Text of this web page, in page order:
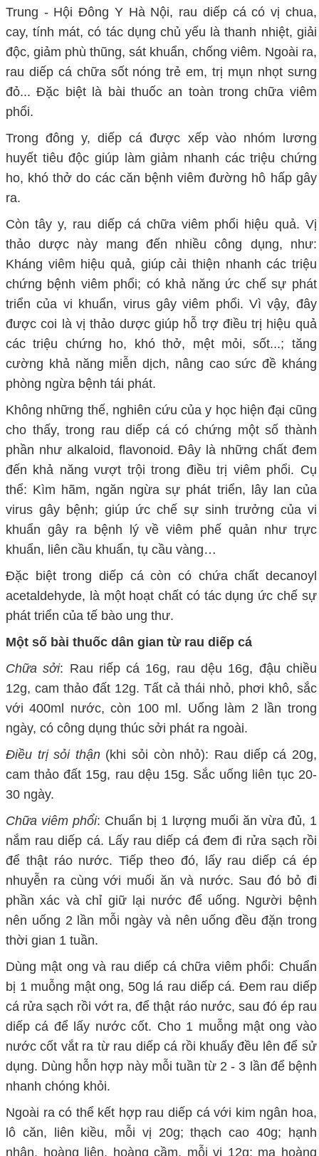
Trung - Hội Đông Y Hà Nội, rau diếp cá có vị chua,
cay, tính mát, có tác dụng chủ yếu là thanh nhiệt, giải
độc, giảm phù thũng, sát khuẩn, chống viêm. Ngoài ra,
rau diếp cá chữa sốt nóng trẻ em, trị mụn nhọt sưng
đỏ... Đặc biệt là bài thuốc an toàn trong chữa viêm
phổi.
Trong đông y, diếp cá được xếp vào nhóm lương
huyết tiêu độc giúp làm giảm nhanh các triệu chứng
ho, khó thở do các căn bệnh viêm đường hô hấp gây
ra.
Còn tây y, rau diếp cá chữa viêm phổi hiệu quả. Vị
thảo dược này mang đến nhiều công dụng, như:
Kháng viêm hiệu quả, giúp cải thiện nhanh các triệu
chứng bệnh viêm phổi; có khả năng ức chế sự phát
triển của vi khuẩn, virus gây viêm phổi. Vì vậy, đây
được coi là vị thảo dược giúp hỗ trợ điều trị hiệu quả
các triệu chứng ho, khó thở, mệt mỏi, sốt...; tăng
cường khả năng miễn dịch, nâng cao sức đề kháng
phòng ngừa bệnh tái phát.
Không những thế, nghiên cứu của y học hiện đại cũng
cho thấy, trong rau diếp cá có chứng một số thành
phần như alkaloid, flavonoid. Đây là những chất đem
đến khả năng vượt trội trong điều trị viêm phổi. Cụ
thể: Kìm hãm, ngăn ngừa sự phát triển, lây lan của
virus gây bệnh; giúp ức chế sự sinh trưởng của vi
khuẩn gây ra bệnh lý về viêm phế quản như trực
khuẩn, liên cầu khuẩn, tụ cầu vàng…
Đặc biệt trong diếp cá còn có chứa chất decanoyl
acetaldehyde, là một hoạt chất có tác dụng ức chế sự
phát triển của tế bào ung thư.
Một số bài thuốc dân gian từ rau diếp cá
Chữa sởi: Rau riếp cá 16g, rau dệu 16g, đậu chiều
12g, cam thảo đất 12g. Tất cả thái nhỏ, phơi khô, sắc
với 400ml nước, còn 100 ml. Uống làm 2 lần trong
ngày, có công dụng thúc sởi phát ra ngoài.
Điều trị sỏi thận(khi sỏi còn nhỏ): Rau diếp cá 20g,
cam thảo đất 15g, rau dệu 15g. Sắc uống liên tục 20-
30 ngày.
Chữa viêm phổi: Chuẩn bị 1 lượng muối ăn vừa đủ, 1
nắm rau diếp cá. Lấy rau diếp cá đem đi rửa sạch rồi
để thật ráo nước. Tiếp theo đó, lấy rau diếp cá ép
nhuyễn ra cùng với muối ăn và nước. Sau đó bỏ đi
phần xác và chỉ giữ lại nước để uống. Người bệnh
nên uống 2 lần mỗi ngày và nên uống đều đặn trong
thời gian 1 tuần.
Dùng mật ong và rau diếp cá chữa viêm phổi: Chuẩn
bị 1 muỗng mật ong, 50g lá rau diếp cá. Đem rau diếp
cá rửa sạch rồi vớt ra, để thật ráo nước, sau đó ép rau
diếp cá để lấy nước cốt. Cho 1 muỗng mật ong vào
nước cốt vắt ra từ rau diếp cá rồi khuấy đều lên để sử
dụng. Dùng hỗn hợp này mỗi tuần từ 2 - 3 lần để bệnh
nhanh chóng khỏi.
Ngoài ra có thể kết hợp rau diếp cá với kim ngân hoa,
lô căn, liên kiều, mỗi vị 20g; thạch cao 40g; hạnh
nhân, hoàng liên, hoàng cầm, mỗi vị 12g; ma hoàng